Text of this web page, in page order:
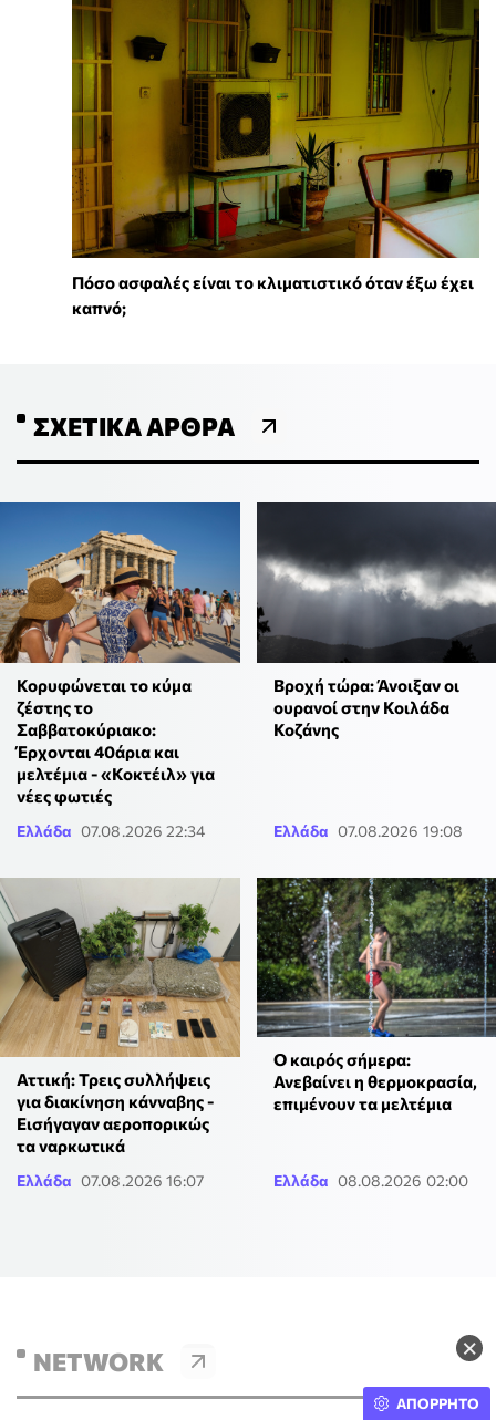
×
Πόσο ασφαλές είναι το κλιματιστικό όταν έξω έχει
καπνό;
ΣΧΕΤΙΚΆ ΆΡΘΡΑ
Κορυφώνεται το κύμα
ζέστης το
Σαββατοκύριακο:
Έρχονται 40άρια και
μελτέμια - «Κοκτέιλ» για
νέες φωτιές
Ελλάδα 07.08.2026 22:34
Βροχή τώρα: Άνοιξαν οι
ουρανοί στην Κοιλάδα
Κοζάνης
Ελλάδα 07.08.2026 19:08
Αττική: Τρεις συλλήψεις
για διακίνηση κάνναβης -
Εισήγαγαν αεροπορικώς
τα ναρκωτικά
Ελλάδα 07.08.2026 16:07
Ο καιρός σήμερα:
Ανεβαίνει η θερμοκρασία,
επιμένουν τα μελτέμια
Ελλάδα 08.08.2026 02:00
NETWORK
ΑΠΟΡΡΗΤΟ